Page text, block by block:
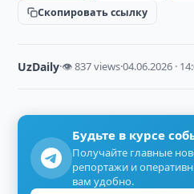
Скопировать ссылку
UzDaily·👁 837 views·04.06.2026 ·
Будьте в курсе
Получайте главные
репортажи и
вам удобно.